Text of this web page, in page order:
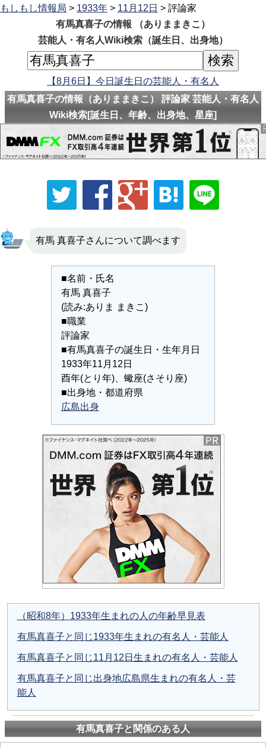
もしもし情報局 > 1933年 > 11月12日 > 評論家
有馬真喜子の情報 （ありままきこ）
芸能人・有名人Wiki検索（誕生日、出身地）
【8月6日】今日誕生日の芸能人・有名人
有馬真喜子の情報（ありままきこ） 評論家 芸能人・有名人
Wiki検索[誕生日、年齢、出身地、星座]
有馬 真喜子さんについて調べます
■名前・氏名
有馬 真喜子
(読み:ありま まきこ)
■職業
評論家
■有馬真喜子の誕生日・生年月日
1933年11月12日
酉年(とり年)、蠍座(さそり座)
■出身地・都道府県
広島出身
（昭和8年）1933年生まれの人の年齢早見表
有馬真喜子と同じ1933年生まれの有名人・芸能人
有馬真喜子と同じ11月12日生まれの有名人・芸能人
有馬真喜子と同じ出身地広島県生まれの有名人・芸
能人
有馬真喜子と関係のある人